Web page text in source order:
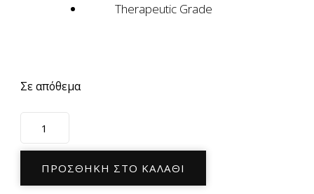
Therapeutic Grade
Σε απόθεμα
Φυσικό
Αιθέριο
Έλαιο
Πορτοκάλι
ΠΡΟΣΘΉΚΗ ΣΤΟ ΚΑΛΆΘΙ